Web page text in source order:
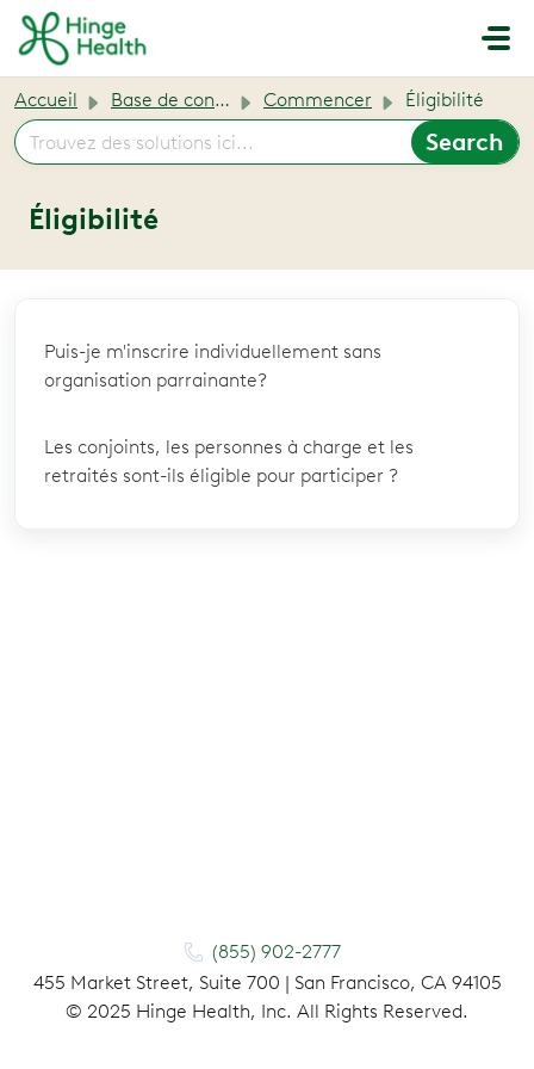
Passer au contenu principal
Accueil Base de connaissances Commencer Éligibilité
Éligibilité
Puis-je m'inscrire individuellement sans
organisation parrainante?
Les conjoints, les personnes à charge et les
retraités sont-ils éligible pour participer ?
(855) 902-2777
455 Market Street, Suite 700 | San Francisco, CA 94105
© 2025 Hinge Health, Inc. All Rights Reserved.